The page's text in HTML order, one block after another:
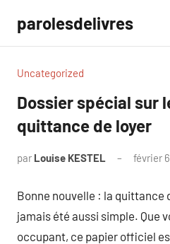
contenu
parolesdelivres
Uncategorized
Dossier spécial sur
quittance de loyer
par Louise KESTEL février
Bonne nouvelle : la quittance
jamais été aussi simple. Que
occupant, ce papier officiel